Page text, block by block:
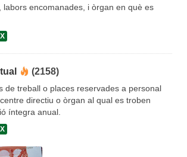
labors encomanades, i òrgan en què es
(2158)
de treball o places reservades a personal
directiu o òrgan al qual es troben
íntegra anual.